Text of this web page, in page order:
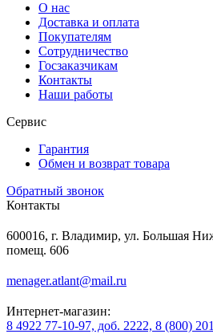
О нас
Доставка и оплата
Покупателям
Сотрудничество
Госзаказчикам
Контакты
Наши работы
Сервис
Гарантия
Обмен и возврат товара
Обратный звонок
Контакты
600016, г. Владимир, ул. Большая
помещ. 606
menager.atlant@mail.ru
Интернет-магазин:
8 4922 77-10-97, доб. 2222, 8 (800)